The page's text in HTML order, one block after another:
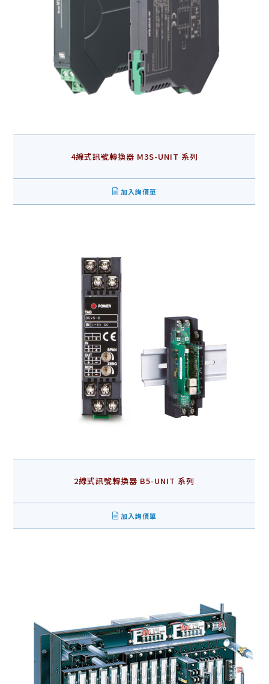
4線式訊號轉換器 M3S-UNIT 系列
加入詢價單
2線式訊號轉換器 B5-UNIT 系列
加入詢價單